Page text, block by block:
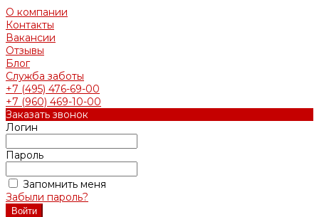
О компании
Контакты
Вакансии
Отзывы
Блог
Служба заботы
+7 (495) 476-69-00
+7 (960) 469-10-00
Заказать звонок
Логин
Пароль
Запомнить меня
Забыли пароль?